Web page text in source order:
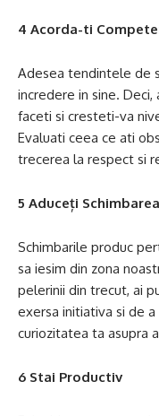
4 Acorda-ti
Adesea tendintele de
incredere in sine.
faceti si cresteti-va
Evaluati ceea ce ati
trecerea la respect si
5 Aduceți Schimbarea
Schimbarile produc
sa iesim din zona
pelerinii din trecut, ai
exersa initiativa si de
curiozitatea ta asupra
6 Stai Productiv